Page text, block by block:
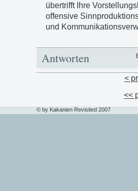
übertrifft Ihre
offensive
und
Antworten
<
<<
© by Kakanien Revisited 2007